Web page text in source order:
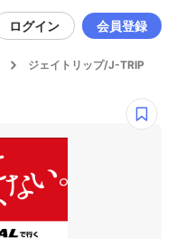
ログイン 会員登録
ジェイトリップ/J-TRIP